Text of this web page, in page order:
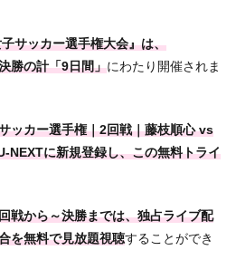
サッカー選手権大会』は、
勝の計「9日間」にわたり開催されま
ッカー選手権｜2回戦｜藤枝順心 vs
NEXTに新規登録し、この無料トライ
戦から～決勝までは、独占ライブ配
を無料で見放題視聴することができ